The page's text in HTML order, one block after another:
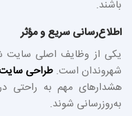
باشند.
اطلاع‌رسانی سریع و مؤثر
یکی از وظایف اصلی سایت
شهروندان است.طراحی
هشدارهای مهم به راحتی
به‌روزرسانی شوند.